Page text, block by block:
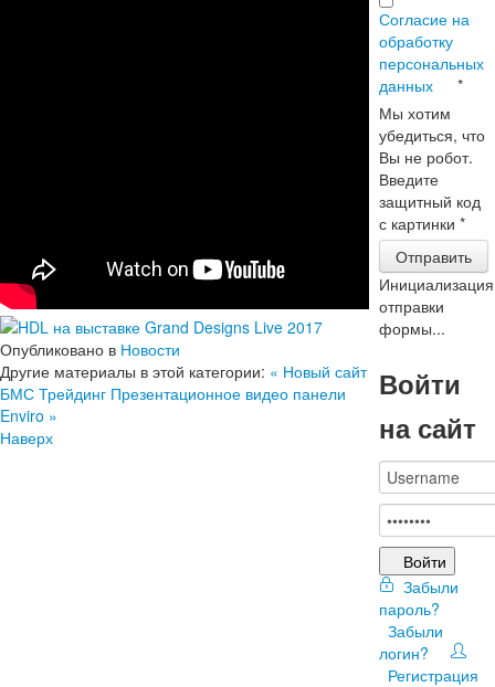
Опубликовано в Новости
Другие материалы в этой категории: « Новый сайт
БМС Трейдинг Презентационное видео панели
Enviro »
Наверх
Согласие на
обработку
персональных
данных
*
Мы хотим
убедиться, что
Вы не робот.
Введите
защитный код
с картинки*
Отправить
Инициализация
отправки
формы...
Войти
на сайт
Войти
Забыли
пароль?
Забыли
логин?
Регистрация